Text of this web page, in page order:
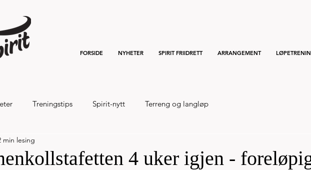
FORSIDE NYHETER SPIRIT FRIIDRETT ARRANGEMENT
Treningstips Spirit-nytt Terreng og langløp
og 7km 20
4 uker igjen -
min lesing